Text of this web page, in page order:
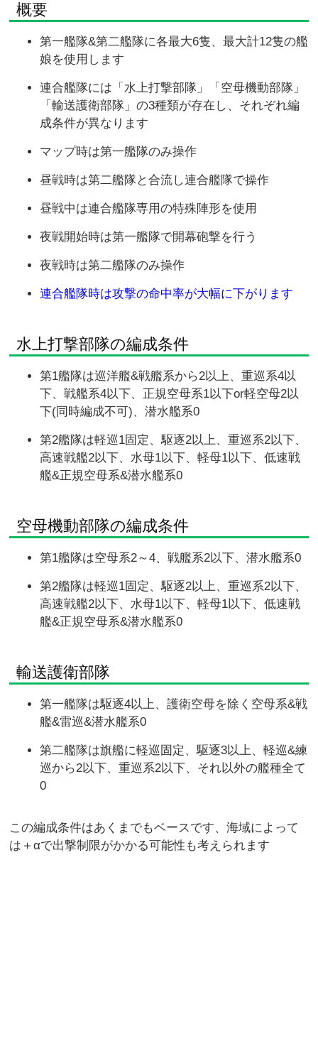
概要
第一艦隊&第二艦隊に各最大6隻、最大計12隻の艦
娘を使用します
連合艦隊には「水上打撃部隊」「空母機動部隊」
「輸送護衛部隊」の3種類が存在し、それぞれ編
成条件が異なります
マップ時は第一艦隊のみ操作
昼戦時は第二艦隊と合流し連合艦隊で操作
昼戦中は連合艦隊専用の特殊陣形を使用
夜戦開始時は第一艦隊で開幕砲撃を行う
夜戦時は第二艦隊のみ操作
連合艦隊時は攻撃の命中率が大幅に下がります
水上打撃部隊の編成条件
第1艦隊は巡洋艦&戦艦系から2以上、重巡系4以
下、戦艦系4以下、正規空母系1以下or軽空母2以
下(同時編成不可)、潜水艦系0
第2艦隊は軽巡1固定、駆逐2以上、重巡系2以下、
高速戦艦2以下、水母1以下、軽母1以下、低速戦
艦&正規空母系&潜水艦系0
空母機動部隊の編成条件
第1艦隊は空母系2～4、戦艦系2以下、潜水艦系0
第2艦隊は軽巡1固定、駆逐2以上、重巡系2以下、
高速戦艦2以下、水母1以下、軽母1以下、低速戦
艦&正規空母系&潜水艦系0
輸送護衛部隊
第一艦隊は駆逐4以上、護衛空母を除く空母系&戦
艦&雷巡&潜水艦系0
第二艦隊は旗艦に軽巡固定、駆逐3以上、軽巡&練
巡から2以下、重巡系2以下、それ以外の艦種全て
0
この編成条件はあくまでもベースです、海域によって
は＋αで出撃制限がかかる可能性も考えられます